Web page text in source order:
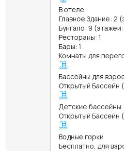
В отеле
Главное Здание: 2
Бунгало: 9
Рестораны: 1
Бары: 1
Комнаты для
Бассейны для
Открытый Бассейн
Детские бассейны
Открытый Бассейн
Водные горки
Бесплатно, для